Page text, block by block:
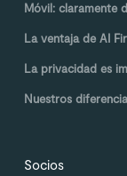
Móvil: claramente
La ventaja de AI
La privacidad es
Nuestros
Socios